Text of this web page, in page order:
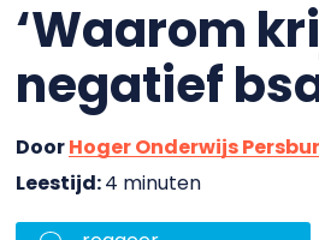
‘Waarom
negatief
DoorHoger Onderwijs
Leestijd:4 minuten